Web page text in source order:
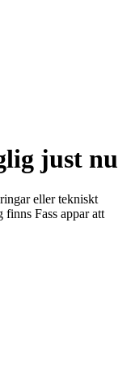
just nu
eller tekniskt
finns Fass appar att